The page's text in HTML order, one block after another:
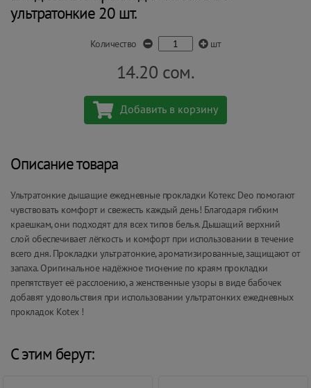
ультратонкие 20 шт.
Количество шт
14.20 сом.
Добавить в корзину
Описание товара
Ультратонкие дышащие ежедневные прокладки Котекс Deo помогают
чувствовать комфорт и свежесть каждый день! Благодаря гибким
краешкам, они подходят для всех типов белья. Дышащий верхний
слой обеспечивает лёгкость и комфорт при использовании в течение
всего дня. Прокладки ультратонкие, ароматизированные, защищают от
запаха. Оригинальное надёжное тиснение по краям прокладки
препятствует её расслоению, а женственные узоры в виде бабочек
добавят удовольствия при использовании ультратонких ежедневных
прокладок Kotex !
С этим берут: